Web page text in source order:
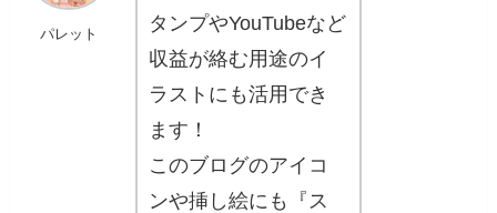
パレット
タンプやYouTubeなど
収益が絡む用途のイ
ラストにも活用でき
ます！
このブログのアイコ
ンや挿し絵にも『ス